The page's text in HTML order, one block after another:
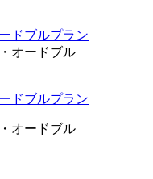
ドブルプラン
オードブル
ドブルプラン
オードブル